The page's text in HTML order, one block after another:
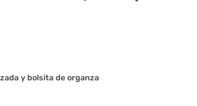
y bolsita de organza